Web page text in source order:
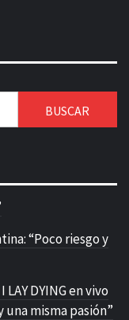
“Poco riesgo y
LAY DYING en vivo
una misma pasión”